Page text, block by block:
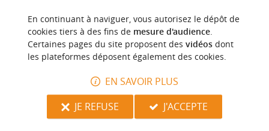
NOUS AVONS TESTÉ
En continuant à naviguer, vous autorisez le dépôt de
cookies tiers à des fins de mesure d'audience.
Certaines pages du site proposent des vidéosdont
les plateformes déposent également des cookies.
EN SAVOIR PLUS
JE REFUSE
J'ACCEPTE